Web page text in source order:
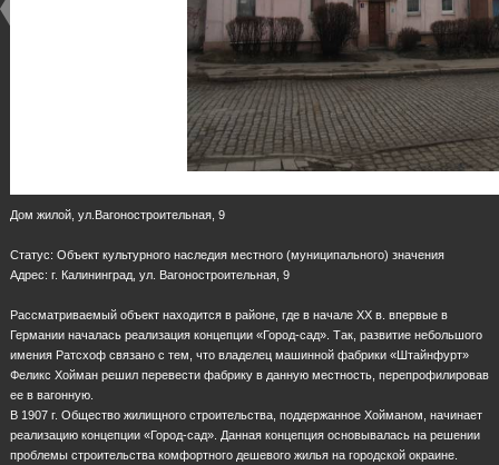
Дом жилой, ул.Вагоностроительная, 9
Статус: Объект культурного наследия местного (муниципального) значения
Адрес: г. Калининград, ул. Вагоностроительная, 9
Рассматриваемый объект находится в районе, где в начале XX в. впервые в
Германии началась реализация концепции «Город-сад». Так, развитие небольшого
имения Ратсхоф связано с тем, что владелец машинной фабрики «Штайнфурт»
Феликс Хойман решил перевести фабрику в данную местность, перепрофилировав
ее в вагонную.
В 1907 г. Общество жилищного строительства, поддержанное Хойманом, начинает
реализацию концепции «Город-сад». Данная концепция основывалась на решении
проблемы строительства комфортного дешевого жилья на городской окраине.